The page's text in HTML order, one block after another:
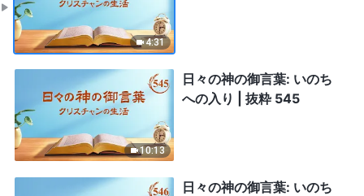
4:31
10:13
日々の神の御言葉: いのち
への入り | 抜粋 545
日々の神の御言葉: いのち